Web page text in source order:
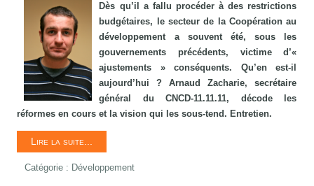
Dès qu’il a fallu procéder à des restrictions
budgétaires, le secteur de la Coopération au
développement a souvent été, sous les
gouvernements précédents, victime d’«
ajustements » conséquents. Qu’en est-il
aujourd’hui ? Arnaud Zacharie, secrétaire
général du CNCD-11.11.11, décode les
réformes en cours et la vision qui les sous-tend. Entretien.
Lire la suite...
Catégorie : Développement